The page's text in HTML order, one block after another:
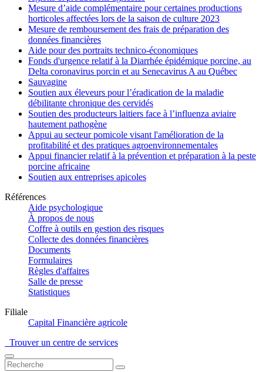
Mesure d’aide complémentaire pour certaines productions
horticoles affectées lors de la saison de culture 2023
Mesure de remboursement des frais de préparation des
données financières
Aide pour des portraits technico-économiques
Fonds d'urgence relatif à la Diarrhée épidémique porcine, au
Delta coronavirus porcin et au Senecavirus A au Québec
Sauvagine
Soutien aux éleveurs pour l’éradication de la maladie
débilitante chronique des cervidés
Soutien des producteurs laitiers face à l’influenza aviaire
hautement pathogène
Appui au secteur pomicole visant l'amélioration de la
profitabilité et des pratiques agroenvironnementales
Appui financier relatif à la prévention et préparation à la peste
porcine africaine
Soutien aux entreprises apicoles
Références
Aide psychologique
À propos de nous
Coffre à outils en gestion des risques
Collecte des données financières
Documents
Formulaires
Règles d'affaires
Salle de presse
Statistiques
Filiale
Capital Financière agricole
Trouver un centre de services